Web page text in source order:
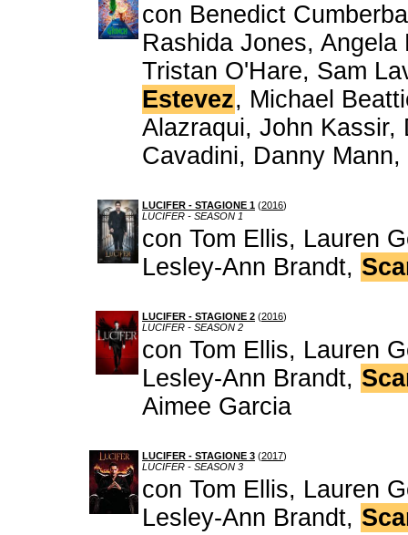
con Benedict
Rashida Jones,
Tristan O'Hare, Sam
Estevez, Michael
Alazraqui, John Kassir,
Cavadini, Danny
LUCIFER - STAGIONE 1 (2016)
LUCIFER - SEASON 1
con Tom Ellis, Lauren
Lesley-Ann Brandt,
LUCIFER - STAGIONE 2 (2016)
LUCIFER - SEASON 2
con Tom Ellis, Lauren
Lesley-Ann Brandt,
Aimee Garcia
LUCIFER - STAGIONE 3 (2017)
LUCIFER - SEASON 3
con Tom Ellis, Lauren
Lesley-Ann Brandt,